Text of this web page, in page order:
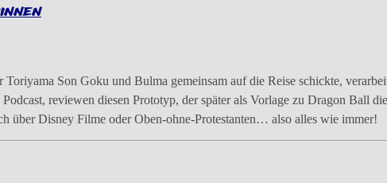
Son Goku und Bulma gemeinsam auf die Reise schickte,
reviewen diesen Prototyp, der später als Vorlage zu Dragon Ball
über Disney Filme oder Oben-ohne-Protestanten… also alles wie immer!